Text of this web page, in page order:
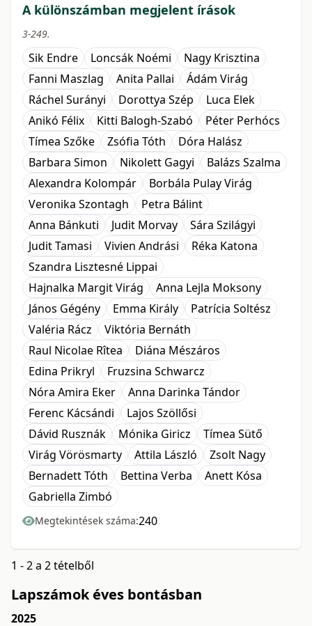
A különszámban megjelent írások
3-249.
Sik Endre Loncsák Noémi
Nagy Krisztina
Fanni Maszlag
Anita Pallai
Ádám Virág
Ráchel Surányi
Dorottya Szép
Luca Elek
Anikó Félix
Kitti Balogh-Szabó
Péter Perhócs
Tímea Szőke
Zsófia Tóth
Dóra Halász
Barbara Simon
Nikolett Gagyi
Balázs Szalma
Alexandra Kolompár
Borbála Pulay Virág
Veronika Szontagh
Petra Bálint
Anna Bánkuti
Judit Morvay
Sára Szilágyi
Judit Tamasi
Vivien Andrási
Réka Katona
Szandra Lisztesné Lippai
Hajnalka Margit Virág
Anna Lejla Moksony
János Gégény
Emma Király
Patrícia Soltész
Valéria Rácz
Viktória Bernáth
Raul Nicolae Rîtea
Diána Mészáros
Edina Prikryl
Fruzsina Schwarcz
Nóra Amira Eker
Anna Darinka Tándor
Ferenc Kácsándi
Lajos Szöllősi
Dávid Rusznák
Mónika Giricz
Tímea Sütő
Virág Vörösmarty
Attila László
Zsolt Nagy
Bernadett Tóth
Bettina Verba
Anett Kósa
Gabriella Zimbó
Megtekintések száma:240
1 - 2 a 2 tételből
Lapszámok éves bontásban
2025